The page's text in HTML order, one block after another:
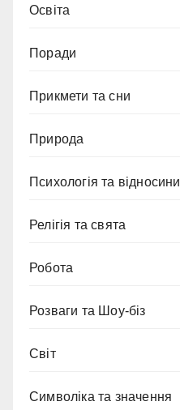
Освіта
Поради
Прикмети та сни
Природа
Психологія та відносини
Релігія та свята
Робота
Розваги та Шоу-біз
Світ
Символіка та значення